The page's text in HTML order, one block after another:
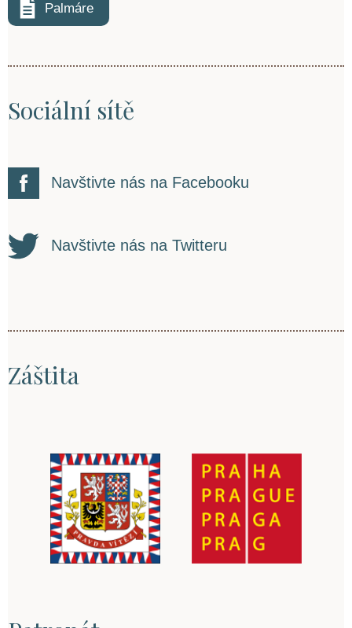
Palmáre
Sociální sítě
Navštivte nás na Facebooku
Navštivte nás na Twitteru
Záštita